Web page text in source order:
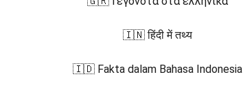
🇮🇳 हिंदी में तथ्य
🇮🇩 Fakta dalam Bahasa Indonesia